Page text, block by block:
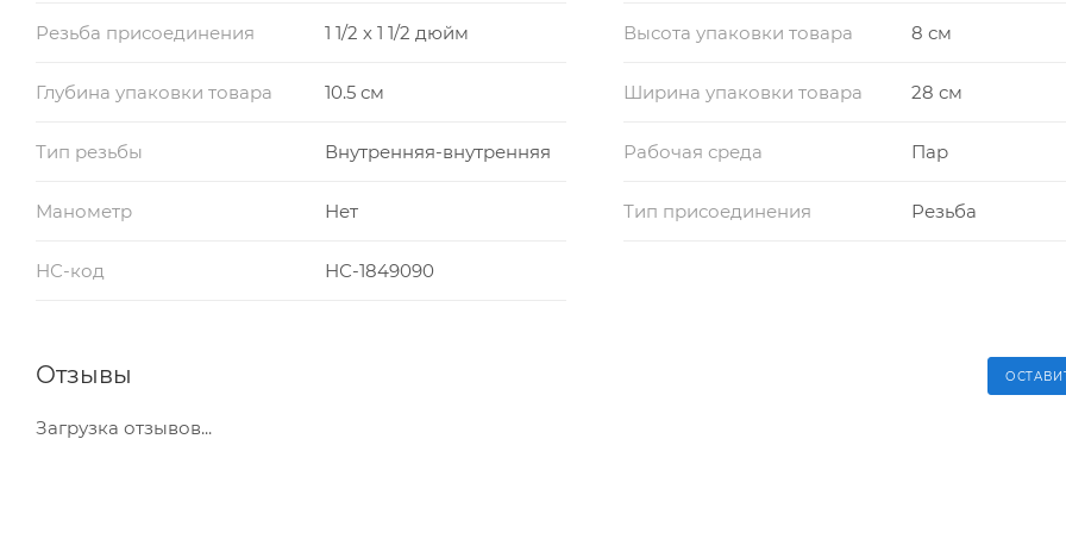
Резьба присоединения 1 1/2 х 1 1/2 дюйм Высота упаковки товара 8 см
Глубина упаковки товара 10.5 см Ширина упаковки товара 28 см
Тип резьбы Внутренняя-внутренняя Рабочая среда Пар
Манометр Нет Тип присоединения Резьба
НС-код НС-1849090
Отзывы
Загрузка отзывов...